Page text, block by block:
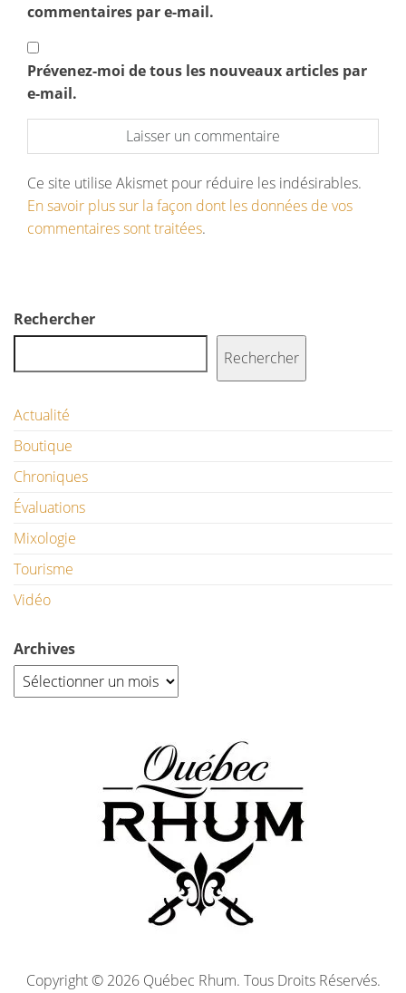
commentaires par e-mail.
Prévenez-moi de tous les nouveaux articles par
e-mail.
Ce site utilise Akismet pour réduire les indésirables.
En savoir plus sur la façon dont les données de vos
commentaires sont traitées.
Rechercher
Rechercher
Actualité
Boutique
Chroniques
Évaluations
Mixologie
Tourisme
Vidéo
Archives
Copyright © 2026 Québec Rhum. Tous Droits Réservés.